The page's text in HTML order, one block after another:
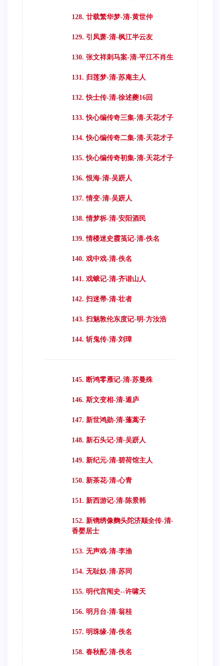
128. 廿载繁华梦-清-黄世仲
129. 引凤萧-清-枫江半云友
130. 张文祥刺马案-清-平江不肖生
131. 归莲梦-清-苏庵主人
132. 快士传-清-徐述夔16回
133. 快心编传奇三集-清-天花才子
134. 快心编传奇二集-清-天花才子
135. 快心编传奇初集-清-天花才子
136. 恨海-清-吴趼人
137. 情变-清-吴趼人
138. 情梦柝-清-安阳酒民
139. 情楼迷史霞笺记-清-佚名
140. 戏中戏-清-佚名
141. 戏蛾记-清-齐谐山人
142. 扫迷帚-清-壮者
143. 扫魅敦伦东度记-明-方汝浩
144. 斩鬼传-清-刘璋
145. 断鸿零雁记-清-苏曼殊
146. 斯文变相-清-遁庐
147. 新世鸿勋-清-蓬蒿子
148. 新石头记-清-吴趼人
149. 新纪元-清-碧荷馆主人
150. 新茶花-清-心青
151. 新西游记-清-陈景韩
152. 新镌绣像麴头陀济颠全传-清-
香婴居士
153. 无声戏-清-李渔
154. 无耻奴-清-苏同
155. 明代宫闱史--许啸天
156. 明月台-清-翁桂
157. 明珠缘-清-佚名
158. 春秋配-清-佚名